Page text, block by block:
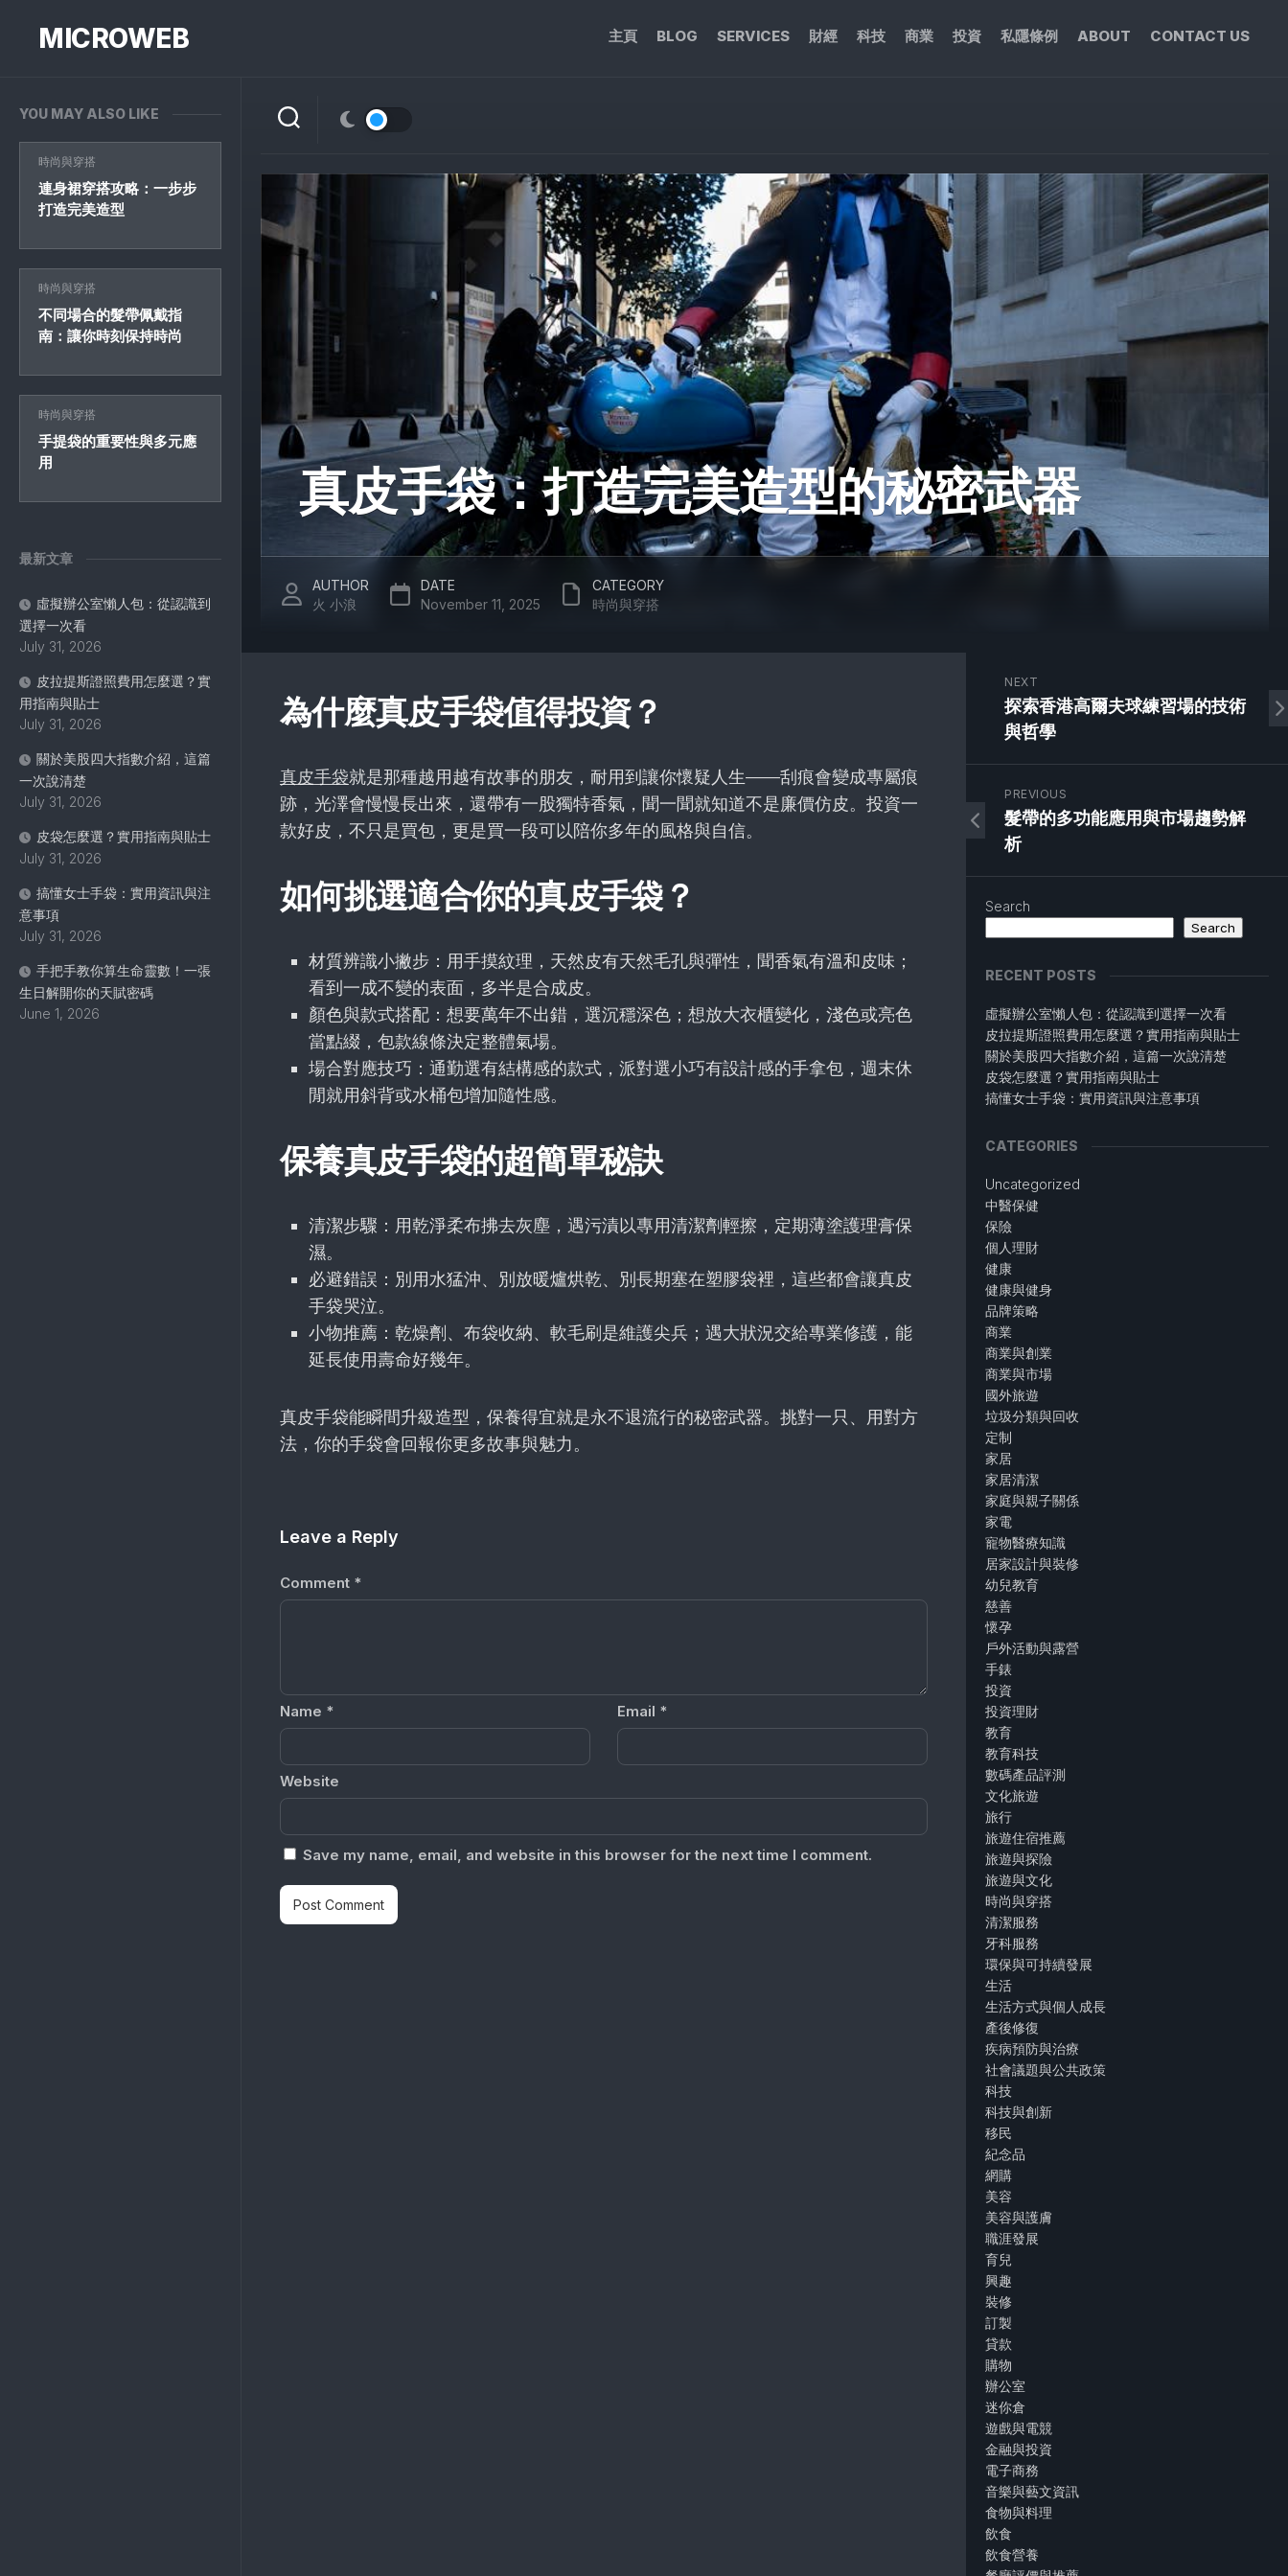
contentMICROWEB 主頁 BLOG SERVICES 財經 科技 商業 投資 私隱條例 ABOUT CONTACT US
YOU MAY ALSO LIKE
時尚與穿搭
連身裙穿搭攻略：一步步
打造完美造型
時尚與穿搭
不同場合的髮帶佩戴指
南：讓你時刻保持時尚
時尚與穿搭
手提袋的重要性與多元應
用
最新文章
虛擬辦公室懶人包：從認識到
選擇一次看
July 31, 2026
皮拉提斯證照費用怎麼選？實
用指南與貼士
July 31, 2026
關於美股四大指數介紹，這篇
一次說清楚
July 31, 2026
皮袋怎麼選？實用指南與貼士
July 31, 2026
搞懂女士手袋：實用資訊與注
意事項
July 31, 2026
手把手教你算生命靈數！一張
生日解開你的天賦密碼
June 1, 2026
真皮手袋：打造完美造型的秘密武器
AUTHOR
火 小浪
DATE
November 11, 2025
CATEGORY
時尚與穿搭
為什麼真皮手袋值得投資？
真皮手袋就是那種越用越有故事的朋友，耐用到讓你懷疑人生——刮痕會變成專屬痕
跡，光澤會慢慢長出來，還帶有一股獨特香氣，聞一聞就知道不是廉價仿皮。投資一
款好皮，不只是買包，更是買一段可以陪你多年的風格與自信。
如何挑選適合你的真皮手袋？
材質辨識小撇步：用手摸紋理，天然皮有天然毛孔與彈性，聞香氣有溫和皮味；
看到一成不變的表面，多半是合成皮。
顏色與款式搭配：想要萬年不出錯，選沉穩深色；想放大衣櫃變化，淺色或亮色
當點綴，包款線條決定整體氣場。
場合對應技巧：通勤選有結構感的款式，派對選小巧有設計感的手拿包，週末休
閒就用斜背或水桶包增加隨性感。
保養真皮手袋的超簡單秘訣
清潔步驟：用乾淨柔布拂去灰塵，遇污漬以專用清潔劑輕擦，定期薄塗護理膏保
濕。
必避錯誤：別用水猛沖、別放暖爐烘乾、別長期塞在塑膠袋裡，這些都會讓真皮
手袋哭泣。
小物推薦：乾燥劑、布袋收納、軟毛刷是維護尖兵；遇大狀況交給專業修護，能
延長使用壽命好幾年。
真皮手袋能瞬間升級造型，保養得宜就是永不退流行的秘密武器。挑對一只、用對方
法，你的手袋會回報你更多故事與魅力。
Leave a Reply
Comment *
Name * Email *
Website
Save my name, email, and website in this browser for the next time I comment.
NEXT
探索香港高爾夫球練習場的技術
與哲學
PREVIOUS
髮帶的多功能應用與市場趨勢解
析
Search
Search
RECENT POSTS
虛擬辦公室懶人包：從認識到選擇一次看
皮拉提斯證照費用怎麼選？實用指南與貼士
關於美股四大指數介紹，這篇一次說清楚
皮袋怎麼選？實用指南與貼士
搞懂女士手袋：實用資訊與注意事項
CATEGORIES
Uncategorized
中醫保健
保險
個人理財
健康
健康與健身
品牌策略
商業
商業與創業
商業與市場
國外旅遊
垃圾分類與回收
定制
家居
家居清潔
家庭與親子關係
家電
寵物醫療知識
居家設計與裝修
幼兒教育
慈善
懷孕
戶外活動與露營
手錶
投資
投資理財
教育
教育科技
數碼產品評測
文化旅遊
旅行
旅遊住宿推薦
旅遊與探險
旅遊與文化
時尚與穿搭
清潔服務
牙科服務
環保與可持續發展
生活
生活方式與個人成長
產後修復
疾病預防與治療
社會議題與公共政策
科技
科技與創新
移民
紀念品
網購
美容
美容與護膚
職涯發展
育兒
興趣
裝修
訂製
貸款
購物
辦公室
迷你倉
遊戲與電競
金融與投資
電子商務
音樂與藝文資訊
食物與料理
飲食
飲食營養